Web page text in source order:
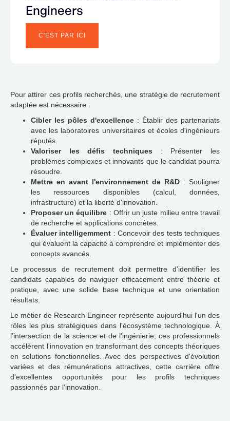
Engineers
C'EST PAR ICI
Pour attirer ces profils recherchés, une stratégie de recrutement
adaptée est nécessaire :
Cibler les pôles d'excellence : Établir des partenariats
avec les laboratoires universitaires et écoles d'ingénieurs
réputés.
Valoriser les défis techniques : Présenter les
problèmes complexes et innovants que le candidat pourra
résoudre.
Mettre en avant l'environnement de R&D : Souligner
les ressources disponibles (calcul, données,
infrastructure) et la liberté d'innovation.
Proposer un équilibre : Offrir un juste milieu entre travail
de recherche et applications concrètes.
Évaluer intelligemment : Concevoir des tests techniques
qui évaluent la capacité à comprendre et implémenter des
concepts avancés.
Le processus de recrutement doit permettre d'identifier les
candidats capables de naviguer efficacement entre théorie et
pratique, avec une solide base technique et une orientation
résultats.
Le métier de Research Engineer représente aujourd'hui l'un des
rôles les plus stratégiques dans l'écosystème technologique. À
l'intersection de la science et de l'ingénierie, ces professionnels
accélèrent l'innovation en transformant des concepts théoriques
en solutions fonctionnelles. Avec des perspectives d'évolution
variées et des rémunérations attractives, cette carrière offre
d'excellentes opportunités pour les profils techniques
passionnés par l'innovation.